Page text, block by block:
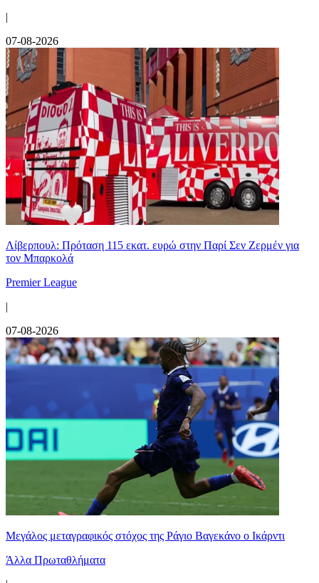
|
07-08-2026
Λίβερπουλ: Πρόταση 115 εκατ. ευρώ στην Παρί Σεν Ζερμέν για
τον Μπαρκολά
Premier League
|
07-08-2026
Μεγάλος μεταγραφικός στόχος της Ράγιο Βαγεκάνο ο Ικάρντι
Άλλα Πρωταθλήματα